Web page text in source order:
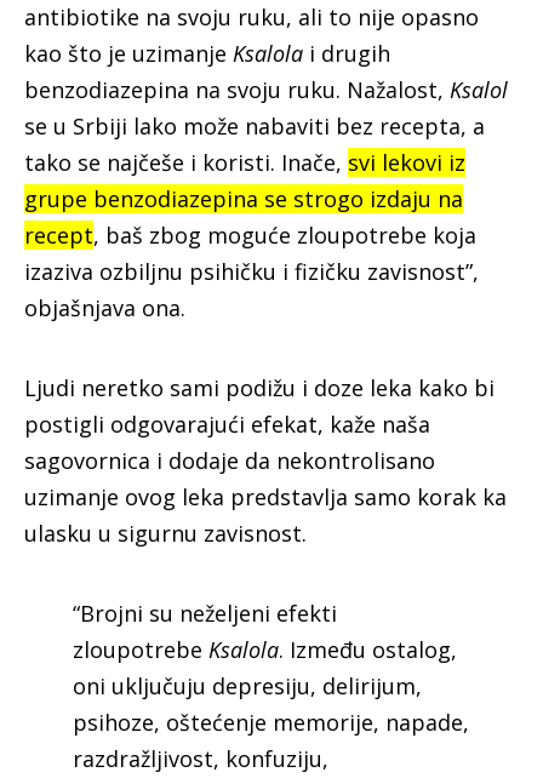
antibiotike na svoju ruku, ali to nije opasno
kao što je uzimanje Ksalola i drugih
benzodiazepina na svoju ruku. Nažalost, Ksalol
se u Srbiji lako može nabaviti bez recepta, a
tako se najčeše i koristi. Inače, svi lekovi iz
grupe benzodiazepina se strogo izdaju na
recept, baš zbog moguće zloupotrebe koja
izaziva ozbiljnu psihičku i fizičku zavisnost”,
objašnjava ona.
Ljudi neretko sami podižu i doze leka kako bi
postigli odgovarajući efekat, kaže naša
sagovornica i dodaje da nekontrolisano
uzimanje ovog leka predstavlja samo korak ka
ulasku u sigurnu zavisnost.
“Brojni su neželjeni efekti
zloupotrebe Ksalola. Između ostalog,
oni uključuju depresiju, delirijum,
psihoze, oštećenje memorije, napade,
razdražljivost, konfuziju,